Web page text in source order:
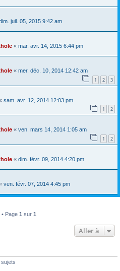
juil. 05, 2015 9:42 am
« mar. avr. 14, 2015 6:44 pm
« mer. déc. 10, 2014 12:42 am
1 2 3
sam. avr. 12, 2014 12:03 pm
1 2
« ven. mars 14, 2014 1:05 am
1 2
« dim. févr. 09, 2014 4:20 pm
ven. févr. 07, 2014 4:45 pm
Page 1 sur 1
Aller à